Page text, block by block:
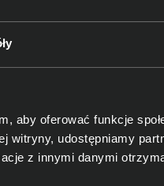
aby oferować funkcje
udostępniamy
z innymi danymi
i autoryzacje
i wyróżnienia